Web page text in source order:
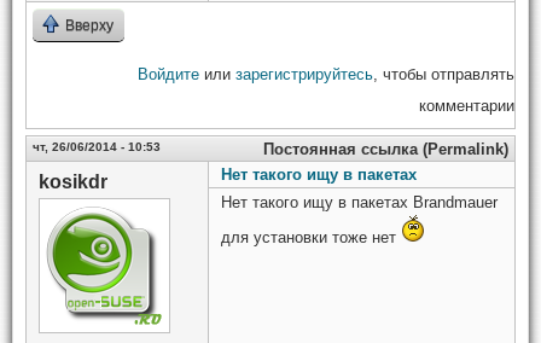
Вверху
Войдите или зарегистрируйтесь, чтобы отправлять
комментарии
чт, 26/06/2014 - 10:53 Постоянная ссылка (Permalink)
kosikdr
Нет такого ищу в пакетах
Нет такого ищу в пакетах Brandmauer
для установки тоже нет